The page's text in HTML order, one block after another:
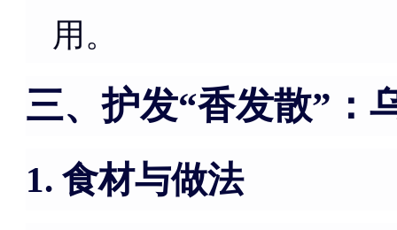
用。
三、护发“香发散”：
1. 食材与做法